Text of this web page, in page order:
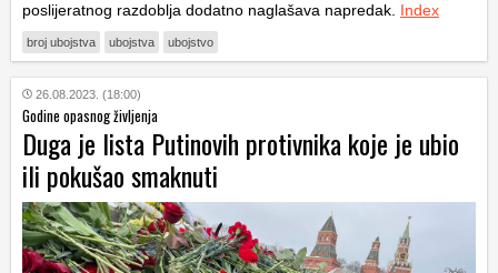
poslijeratnog razdoblja dodatno naglašava napredak. Index
broj ubojstva ubojstva ubojstvo
26.08.2023. (18:00)
Godine opasnog življenja
Duga je lista Putinovih protivnika koje je ubio
ili pokušao smaknuti